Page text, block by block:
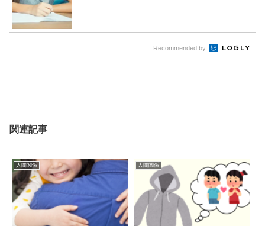
Recommended by
関連記事
人間関係 人間関係